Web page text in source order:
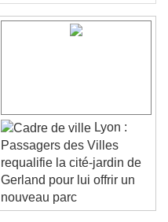
Lyon :
Passagers des Villes
requalifie la cité-jardin de
Gerland pour lui offrir un
nouveau parc